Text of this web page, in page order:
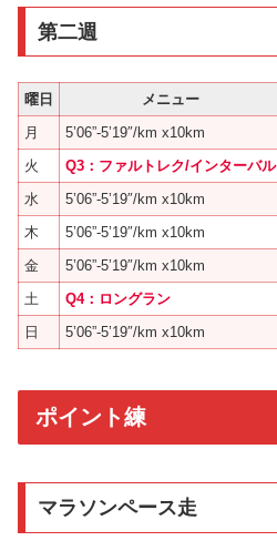
第二週
曜日
メニュー
月
5’06”-5’19″/km x10km
火
Q3：ファルトレク/インターバル
水
5’06”-5’19″/km x10km
木
5’06”-5’19″/km x10km
金
5’06”-5’19″/km x10km
土
Q4：ロングラン
日
5’06”-5’19″/km x10km
ポイント練
マラソンペース走